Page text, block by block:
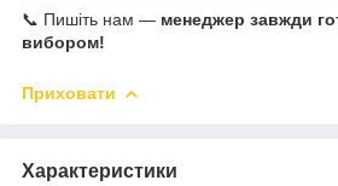
📞 Пишіть нам — менеджер завжди
вибором!
Приховати
Характеристики